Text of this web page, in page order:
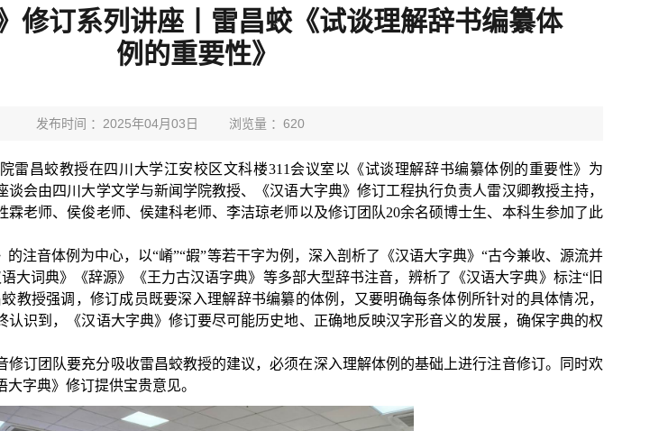
修订系列讲座丨雷昌蛟《试谈理解辞书编纂体
例的重要性》
发布时间 ：2025年04月03日 浏览量 ： 620
雷昌蛟教授在四川大学江安校区文科楼311 会议室以《试谈理解辞书编纂体例的重要性》为
会由四川大学文学与新闻学院教授、《汉语大字典》修订工程执行负责人雷汉卿教授主持，
霖老师、侯俊老师、侯建科老师、李洁琼老师以及修订团队20余名硕博士生、本科生参加了此
的注音体例为中心，以“崤”“嘏”等若干字为例，深入剖析了《汉语大字典》“古今兼收、源流并
大词典》《辞源》《王力古汉语字典》等多部大型辞书注音，辨析了《汉语大字典》标注“旧
教授强调，修订成员既要深入理解辞书编纂的体例，又要明确每条体例所针对的具体情况，
认识到，《汉语大字典》修订要尽可能历史地、正确地反映汉字形音义的发展，确保字典的权
修订团队要充分吸收雷昌蛟教授的建议，必须在深入理解体例的基础上进行注音修订。同时欢
字典》修订提供宝贵意见。